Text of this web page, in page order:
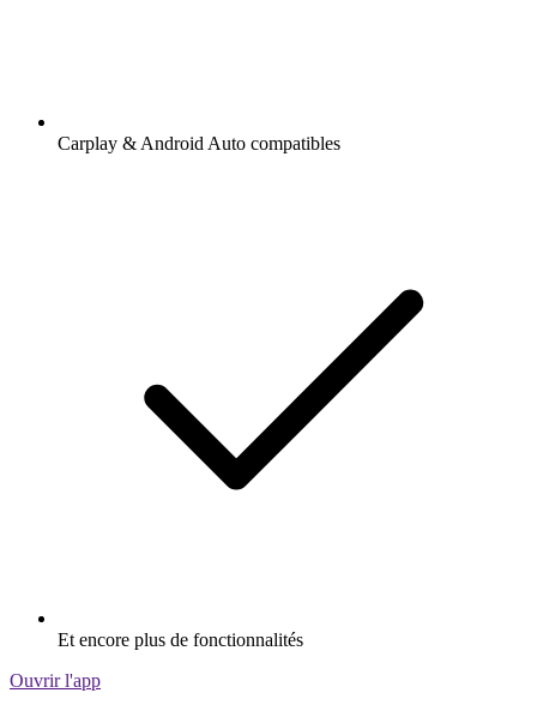
Carplay & Android Auto compatibles
Et encore plus de fonctionnalités
Ouvrir l'app